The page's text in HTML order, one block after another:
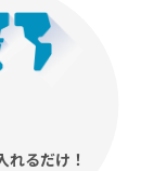
るだけ！